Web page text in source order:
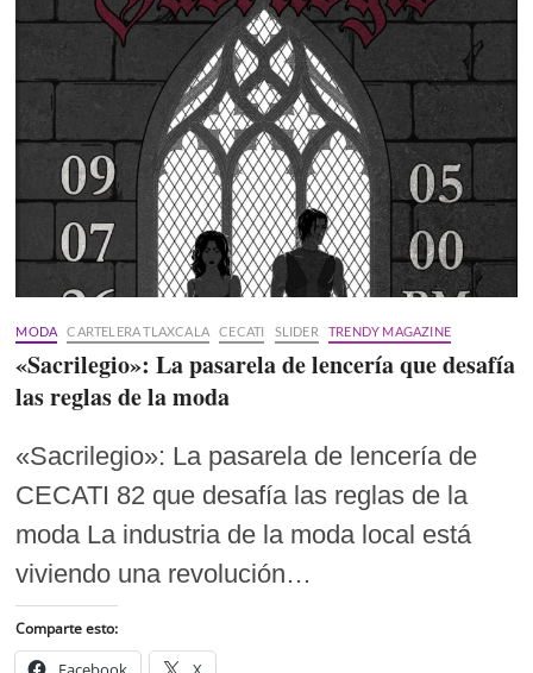
MODA CARTELERA TLAXCALA CECATI SLIDER TRENDY MAGAZINE
«Sacrilegio»: La pasarela de lencería que desafía
las reglas de la moda
«Sacrilegio»: La pasarela de lencería de
CECATI 82 que desafía las reglas de la
moda La industria de la moda local está
viviendo una revolución…
Comparte esto: